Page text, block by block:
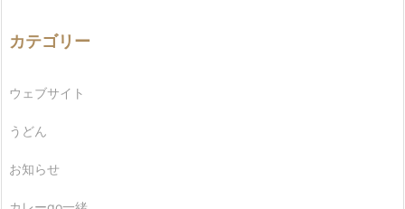
カテゴリー
ウェブサイト
うどん
お知らせ